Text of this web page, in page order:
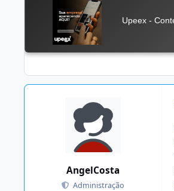
AngelCosta
Administração